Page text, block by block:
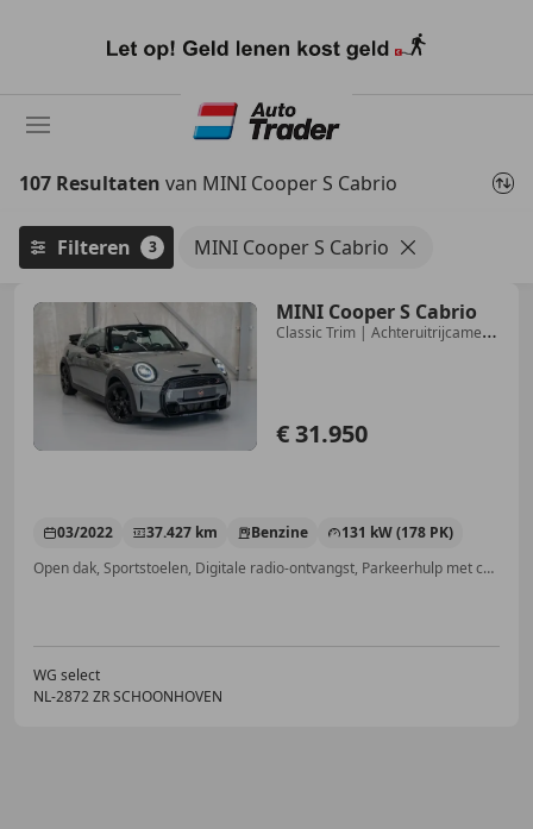
naar
107 Resultaten van MINI Cooper S Cabrio
Filteren 3 MINI Cooper S Cabrio
MINI Cooper S Cabrio
Classic Trim | Achteruitrijcamera
€ 31.950
03/2022 37.427 km Benzine
131 kW (178 PK)
Open dak, Sportstoelen, Digitale radio-ontvangst, Parkeerhulp met camera, Met onderhoudshistorie, Navigatiesysteem, Head-up display, Binnenspiegel automatisch dimmend
WG select
NL-2872 ZR SCHOONHOVEN